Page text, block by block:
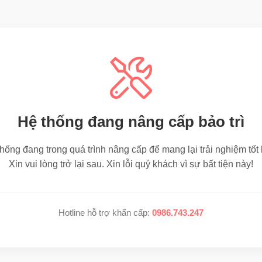
Hệ thống đang nâng cấp bảo trì
đang trong quá trình nâng cấp để mang lại trải nghiệm tốt
Xin vui lòng trở lại sau. Xin lỗi quý khách vì sự bất tiện này!
Hotline hỗ trợ khẩn cấp: 0986.743.247